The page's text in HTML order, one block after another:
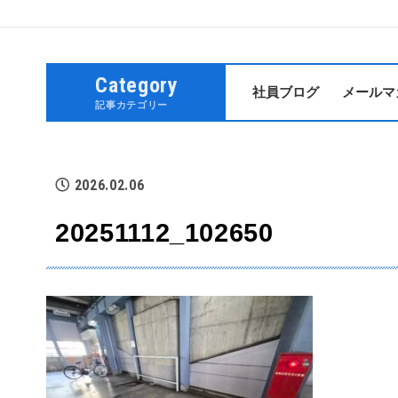
Category
記事カテゴリー
社員ブログ メール
2026.02.06
20251112_102650